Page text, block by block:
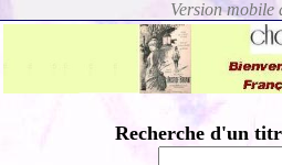
Recherche d'un